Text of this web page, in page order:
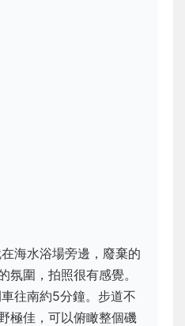
海水浴場旁邊，廢棄的
氛圍，拍照很有感覺。
往南約5分鐘。步道不
極佳，可以俯瞰整個磯